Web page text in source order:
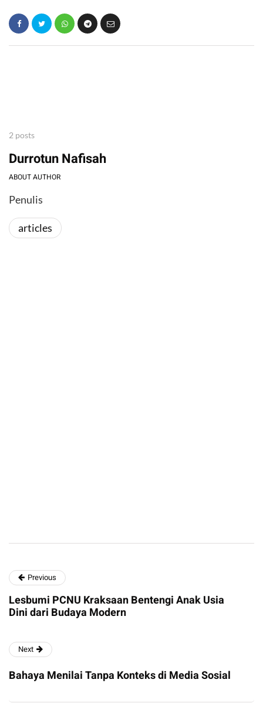
2 posts
Durrotun Nafisah
ABOUT AUTHOR
Penulis
articles
Previous
Lesbumi PCNU Kraksaan Bentengi Anak Usia
Dini dari Budaya Modern
Next
Bahaya Menilai Tanpa Konteks di Media Sosial